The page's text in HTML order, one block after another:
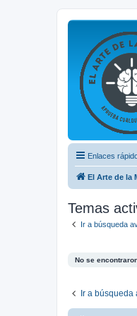
Enlaces
El Arte de la
Temas
Ir a búsqueda
No se
Ir a búsqueda